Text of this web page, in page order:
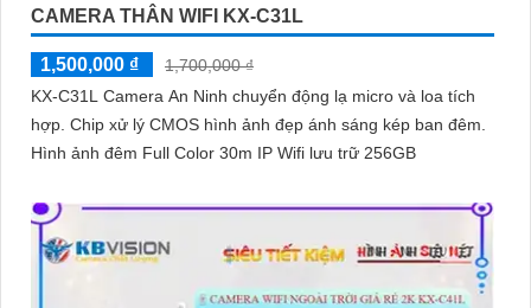
CAMERA THÂN WIFI KX-C31L
1,500,000 ₫
1,700,000 ₫
KX-C31L Camera An Ninh chuyển động lạ micro và loa tích
hợp. Chip xử lý CMOS hình ảnh đẹp ánh sáng kép ban đêm.
Hình ảnh đêm Full Color 30m IP Wifi lưu trữ 256GB